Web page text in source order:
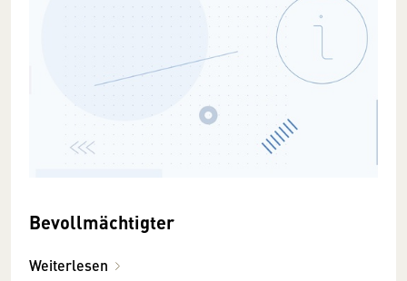
Bevollmächtigter
Weiterlesen